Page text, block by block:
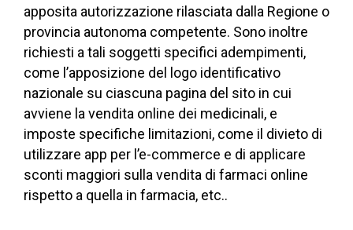
apposita autorizzazione rilasciata dalla Regione o
provincia autonoma competente. Sono inoltre
richiesti a tali soggetti specifici adempimenti,
come l’apposizione del logo identificativo
nazionale su ciascuna pagina del sito in cui
avviene la vendita online dei medicinali, e
imposte specifiche limitazioni, come il divieto di
utilizzare app per l’e-commerce e di applicare
sconti maggiori sulla vendita di farmaci online
rispetto a quella in farmacia, etc..